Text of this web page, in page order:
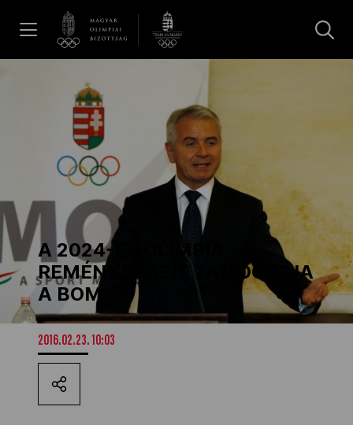
Galéria
Dakar 2026
Los Angeles 2028
MOB
Kettőskarrier-program
A 2024-ES OLIMPIA
REMÉNYSÉGEIT TÁMOGATJA
A BOM
2016.02.23. 10:03